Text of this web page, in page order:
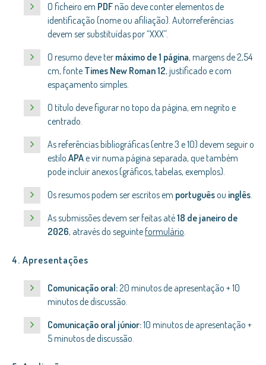
O ficheiro em PDFnão deve conter elementos de
identificação (nome ou afiliação). Autorreferências
devem ser substituídas por “XXX”.
O resumo deve ter máximo de 1 página, margens de 2,54
cm, fonte Times New Roman 12, justificado e com
espaçamento simples.
O título deve figurar no topo da página, em negrito e
centrado.
As referências bibliográficas (entre 3 e 10) devem seguir o
estilo APAe vir numa página separada, que também
pode incluir anexos (gráficos, tabelas, exemplos).
Os resumos podem ser escritos em portuguêsou inglês.
As submissões devem ser feitas até18 de janeiro de
2026, através do seguinteformulário.
4. Apresentações
Comunicação oral:20 minutos de apresentação + 10
minutos de discussão.
Comunicação oral júnior:10 minutos de apresentação +
5 minutos de discussão.